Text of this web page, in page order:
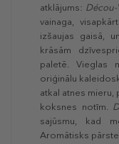
atklājums: Décou-
vainaga,
izšaujas gaisā,
krāsām
paletē. Vieglas
oriģinālu
atkal atnes mieru,
koksnes notīm.
sajūsmu, kad
Aromātisks